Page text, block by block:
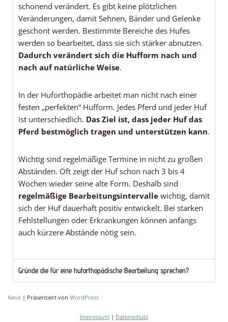
schonend verändert. Es gibt keine plötzlichen
Veränderungen, damit Sehnen, Bänder und Gelenke
geschont werden. Bestimmte Bereiche des Hufes
werden so bearbeitet, dass sie sich stärker abnutzen.
Dadurch verändert sich die Hufform nach und
nach auf natürliche Weise.
In der Huforthopädie arbeitet man nicht nach einer
festen „perfekten“ Hufform. Jedes Pferd und jeder Huf
ist unterschiedlich. Das Ziel ist, dass jeder Huf das
Pferd bestmöglich tragen und unterstützen kann.
Wichtig sind regelmäßige Termine in nicht zu großen
Abständen. Oft zeigt der Huf schon nach 3 bis 4
Wochen wieder seine alte Form. Deshalb sind
regelmäßige Bearbeitungsintervalle wichtig, damit
sich der Huf dauerhaft positiv entwickelt. Bei starken
Fehlstellungen oder Erkrankungen können anfangs
auch kürzere Abstände nötig sein.
Gründe die für eine huforthopädische Bearbeitung sprechen?
Neve | Präsentiert von WordPress
Impressum | Datenschutz